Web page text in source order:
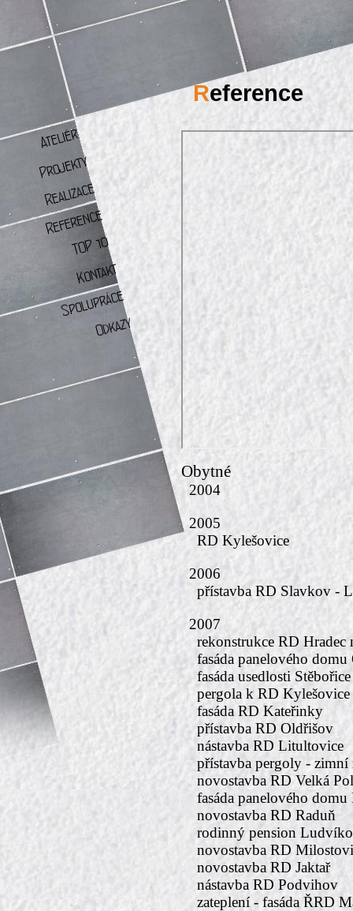
Reference
Obytné
2004
2005
RD Kylešovice
2006
přístavba RD Slavkov -
2007
rekonstrukce RD Hradec
fasáda panelového domu
fasáda usedlosti Stěbořice
pergola k RD Kylešovice
fasáda RD Kateřinky
přístavba RD Oldřišov
nástavba RD Litultovice
přístavba pergoly - zimní
novostavba RD Velká
fasáda panelového
novostavba RD Raduň
rodinný pension
novostavba RD
novostavba RD Jaktař
nástavba RD Podvihov
zateplení - fasáda ŘRD